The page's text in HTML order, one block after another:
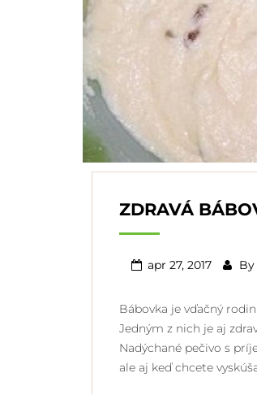
ZDRAVÁ
apr 27, 2017 By
Bábovka je vďačný
Jedným z nich je aj
Nadýchané pečivo s
ale aj keď chcete